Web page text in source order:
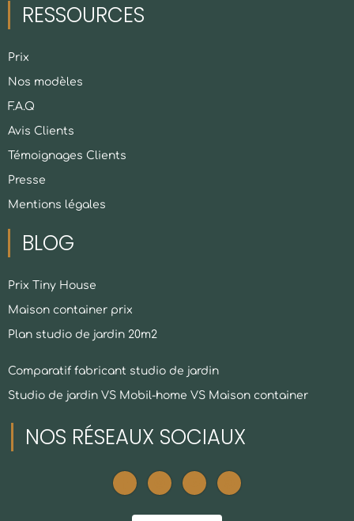
RESSOURCES
Prix
Nos modèles
F.A.Q
Avis Clients
Témoignages Clients
Presse
Mentions légales
BLOG
Prix Tiny House
Maison container prix
Plan studio de jardin 20m2
Comparatif fabricant studio de jardin
Studio de jardin VS Mobil-home VS Maison container
NOS RÉSEAUX SOCIAUX